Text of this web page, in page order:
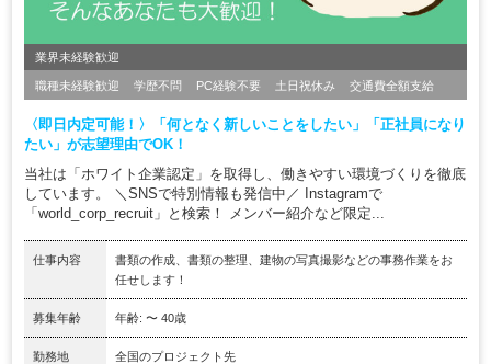
業界未経験歓迎
職種未経験歓迎 学歴不問 PC経験不要 土日祝休み 交通費全額支給
〈即日内定可能！〉「何となく新しいことをしたい」「正社員になり
たい」が志望理由でOK！
当社は「ホワイト企業認定」を取得し、働きやすい環境づくりを徹底
しています。 ＼SNSで特別情報も発信中／ Instagramで
「world_corp_recruit」と検索！ メンバー紹介など限定...
仕事内容
書類の作成、書類の整理、建物の写真撮影などの事務作業をお
任せします！
募集年齢 年齢: 〜 40歳
勤務地 全国のプロジェクト先